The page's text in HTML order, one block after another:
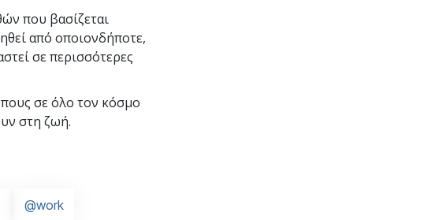
που βασίζεται
από οποιονδήποτε,
σε περισσότερες
σε όλο τον κόσμο
στη ζωή.
@work